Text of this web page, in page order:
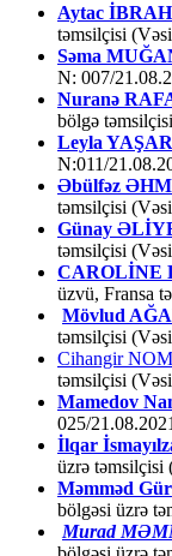
Aytac
təmsilçisi
Səma
N: 007/
Nuranə
bölgə
Leyla YAŞAR
N:011/
Əbülfəz
təmsilçisi
Günay
təmsilçisi
CAROLİNE
üzvü, Fransa
Mövlud
təmsilçisi
Cihangir
təmsilçisi
Mamedov
025/
İlqar
üzrə təmsilçisi
Məmməd
bölgəsi üzrə
Murad